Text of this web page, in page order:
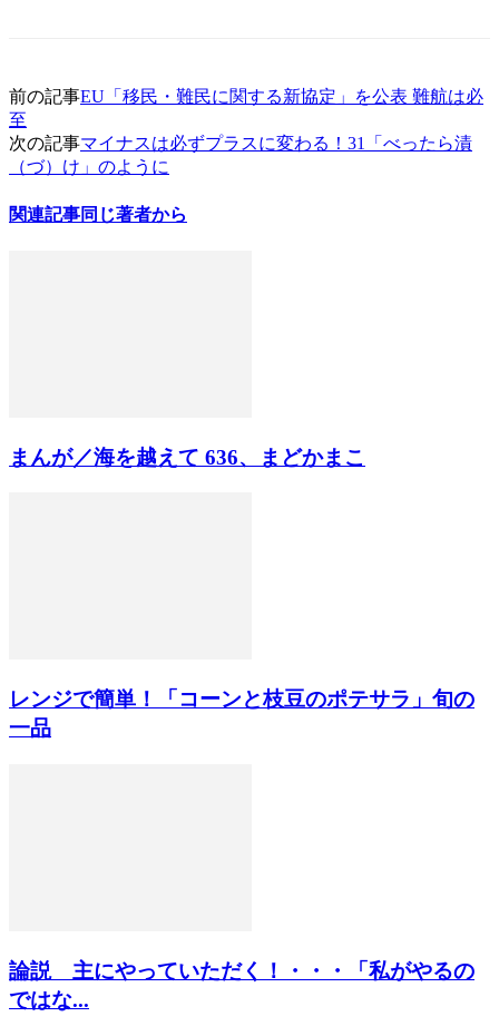
前の記事EU「移民・難民に関する新協定」を公表 難航は必
至
次の記事マイナスは必ずプラスに変わる！31「べったら漬
（づ）け」のように
関連記事同じ著者から
まんが／海を越えて 636、まどかまこ
レンジで簡単！「コーンと枝豆のポテサラ」旬の
一品
論説 主にやっていただく！・・・「私がやるの
ではな...